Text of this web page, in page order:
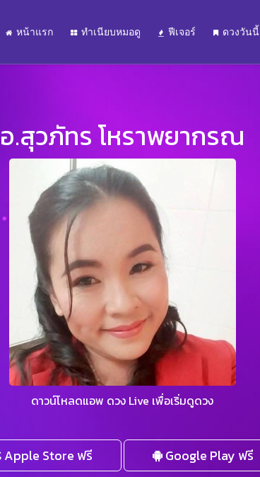
หน้าแรก ทำเนียบหมอดู ฟีเจอร์ ดวงวันนี้
อ.สุวภัทร โหราพยากรณ
ดาวน์โหลดแอพ ดวง Live เพื่อเริ่มดูดวง
Apple Store ฟรี Google Play ฟรี